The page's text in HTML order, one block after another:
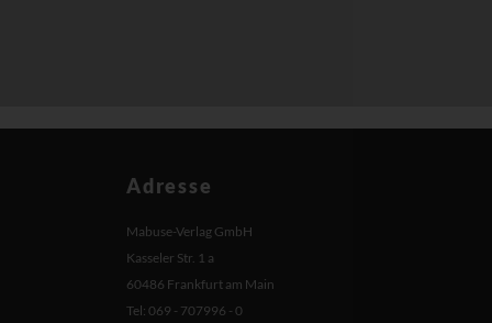
Adresse
Mabuse-Verlag GmbH
Kasseler Str. 1 a
60486 Frankfurt am Main
Tel: 069 - 707996 - 0